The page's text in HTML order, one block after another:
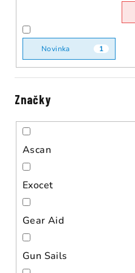
Novinka 1
Značky
Ascan
Exocet
Gear Aid
Gun Sails